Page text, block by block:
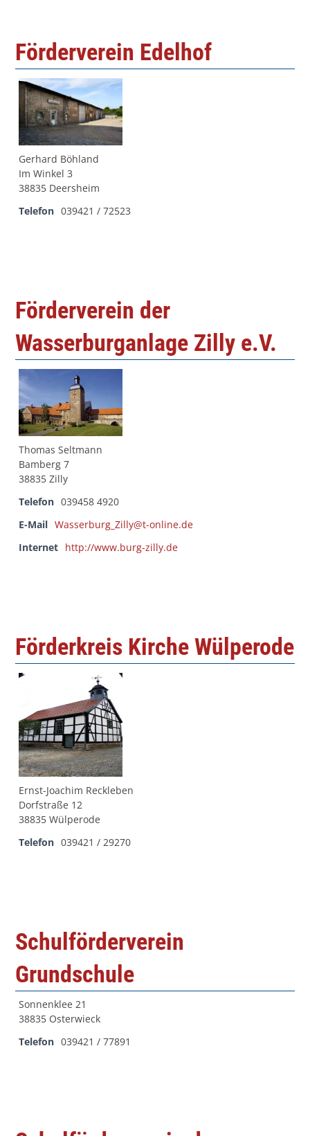
Förderverein Edelhof
Gerhard Böhland
Im Winkel 3
38835 Deersheim
Telefon 039421 / 72523
Förderverein der
Wasserburganlage Zilly e.V.
Thomas Seltmann
Bamberg 7
38835 Zilly
Telefon 039458 4920
E-Mail Wasserburg_Zilly@t-online.de
Internet http://www.burg-zilly.de
Förderkreis Kirche Wülperode
Ernst-Joachim Reckleben
Dorfstraße 12
38835 Wülperode
Telefon 039421 / 29270
Schulförderverein
Grundschule
Sonnenklee 21
38835 Osterwieck
Telefon 039421 / 77891